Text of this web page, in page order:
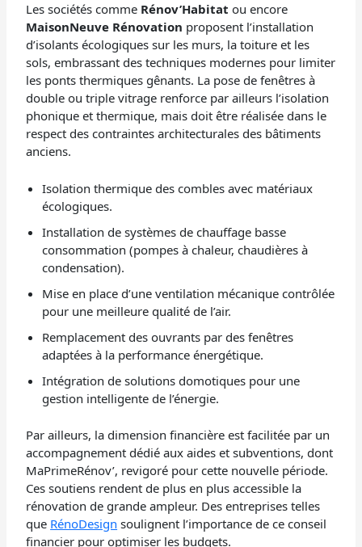
Les sociétés comme Rénov’Habitat ou encore
MaisonNeuve Rénovation proposent l’installation
d’isolants écologiques sur les murs, la toiture et les
sols, embrassant des techniques modernes pour limiter
les ponts thermiques gênants. La pose de fenêtres à
double ou triple vitrage renforce par ailleurs l’isolation
phonique et thermique, mais doit être réalisée dans le
respect des contraintes architecturales des bâtiments
anciens.
Isolation thermique des combles avec matériaux
écologiques.
Installation de systèmes de chauffage basse
consommation (pompes à chaleur, chaudières à
condensation).
Mise en place d’une ventilation mécanique contrôlée
pour une meilleure qualité de l’air.
Remplacement des ouvrants par des fenêtres
adaptées à la performance énergétique.
Intégration de solutions domotiques pour une
gestion intelligente de l’énergie.
Par ailleurs, la dimension financière est facilitée par un
accompagnement dédié aux aides et subventions, dont
MaPrimeRénov’, revigoré pour cette nouvelle période.
Ces soutiens rendent de plus en plus accessible la
rénovation de grande ampleur. Des entreprises telles
que RénoDesign soulignent l’importance de ce conseil
financier pour optimiser les budgets.